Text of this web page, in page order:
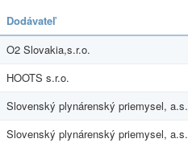
Dodávateľ
O2 Slovakia,s.r.o.
HOOTS s.r.o.
Slovenský plynárenský priemysel, a.s.
Slovenský plynárenský priemysel, a.s.